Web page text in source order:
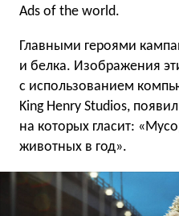
Ads of the world.
Главными героями
и белка. Изображения
с использованием
King Henry Studios,
на которых гласит:
животных в год».